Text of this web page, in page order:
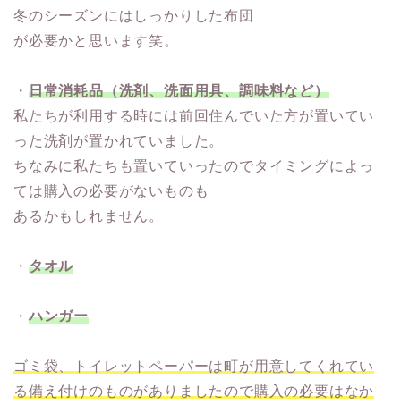
冬のシーズンにはしっかりした布団
が必要かと思います笑。
・ 日常消耗品（洗剤、洗面用具、調味料など）
私たちが利用する時には前回住んでいた方が置いてい
った洗剤が置かれていました。
ちなみに私たちも置いていったのでタイミングによっ
ては購入の必要がないものも
あるかもしれません。
・ タオル
・ハンガー
ゴミ袋、トイレットペーパーは町が用意してくれてい
る備え付けのものがありましたので購入の必要はなか